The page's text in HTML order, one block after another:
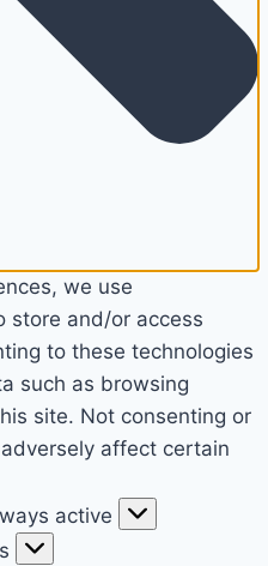
we use
store and/or access
to these technologies
such as browsing
site. Not consenting or
affect certain
active